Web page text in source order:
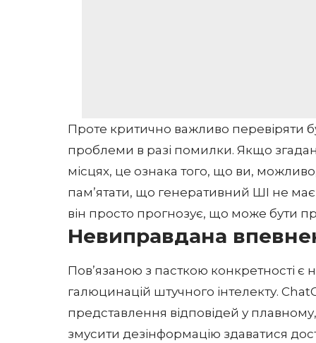
Проте критично важливо перевіряти
проблеми в разі помилки. Якщо
місцях, це ознака того, що ви,
пам’ятати, що генеративний ШІ не
він просто прогнозує, що може бути
Невиправдана
Пов’язаною з пасткою конкретності є
галюцинацій штучного інтелекту.
представлення відповідей у
змусити дезінформацію здаватися